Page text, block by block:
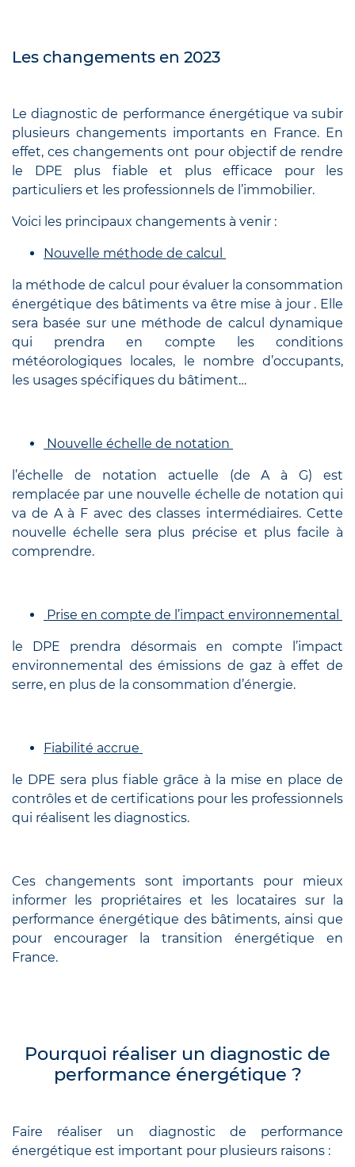
Les changements en 2023
Le diagnostic de performance énergétique va subir
plusieurs changements importants en France. En
effet, ces changements ont pour objectif de rendre
le DPE plus fiable et plus efficace pour les
particuliers et les professionnels de l’immobilier.
Voici les principaux changements à venir :
Nouvelle méthode de calcul
la méthode de calcul pour évaluer la consommation
énergétique des bâtiments va être mise à jour . Elle
sera basée sur une méthode de calcul dynamique
qui prendra en compte les conditions
météorologiques locales, le nombre d’occupants,
les usages spécifiques du bâtiment…
Nouvelle échelle de notation
l’échelle de notation actuelle (de A à G) est
remplacée par une nouvelle échelle de notation qui
va de A à F avec des classes intermédiaires. Cette
nouvelle échelle sera plus précise et plus facile à
comprendre.
Prise ​​en compte de l’impact environnemental
le DPE prendra désormais en compte l’impact
environnemental des émissions de gaz à effet de
serre, en plus de la consommation d’énergie.
Fiabilité accrue
le DPE sera plus fiable grâce à la mise en place de
contrôles et de certifications pour les professionnels
qui réalisent les diagnostics.
Ces changements sont importants pour mieux
informer les propriétaires et les locataires sur la
performance énergétique des bâtiments, ainsi que
pour encourager la transition énergétique en
France.
Pourquoi réaliser un diagnostic de
performance énergétique ?
Faire réaliser un diagnostic de performance
énergétique est important pour plusieurs raisons :